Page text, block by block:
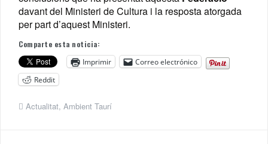
davant del Ministeri de Cultura i la resposta atorgada
per part d’aquest Ministeri.
Comparte esta noticia:
Imprimir
Correo electrónico
Reddit
Actualitat, Ambient Taurí